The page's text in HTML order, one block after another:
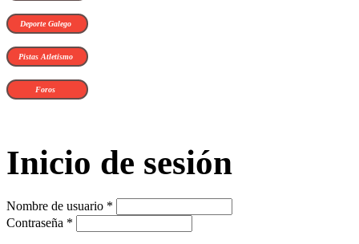
Deporte Galego
Pistas Atletismo
Foros
Inicio de sesión
Nombre de usuario *
Contraseña *